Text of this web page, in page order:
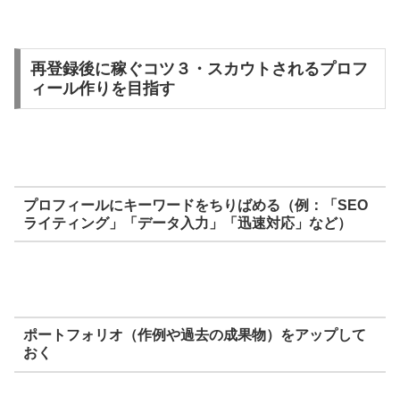
再登録後に稼ぐコツ３・スカウトされるプロフ
ィール作りを目指す
プロフィールにキーワードをちりばめる（例：「SEO
ライティング」「データ入力」「迅速対応」など）
ポートフォリオ（作例や過去の成果物）をアップして
おく